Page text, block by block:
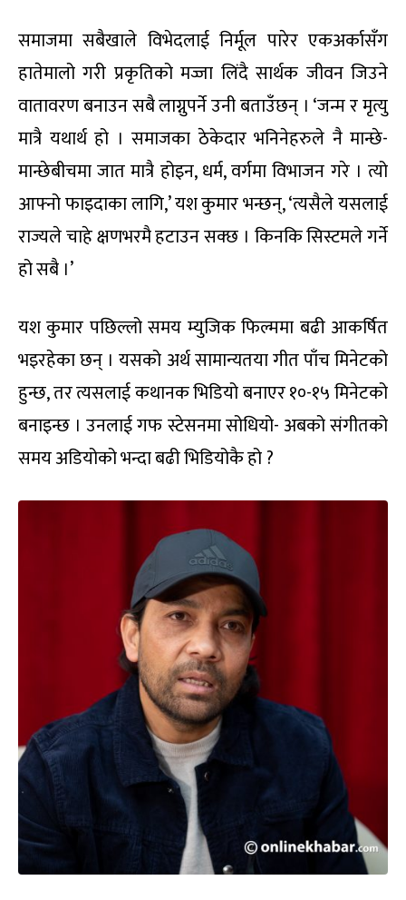
समाजमा सबैखाले विभेदलाई निर्मूल पारेर एकअर्कासँग
हातेमालो गरी प्रकृतिको मज्जा लिंदै सार्थक जीवन जिउने
वातावरण बनाउन सबै लाग्नुपर्ने उनी बताउँछन् । ‘जन्म र मृत्यु
मात्रै यथार्थ हो । समाजका ठेकेदार भनिनेहरुले नै मान्छे-
मान्छेबीचमा जात मात्रै होइन, धर्म, वर्गमा विभाजन गरे । त्यो
आफ्नो फाइदाका लागि,’ यश कुमार भन्छन्, ‘त्यसैले यसलाई
राज्यले चाहे क्षणभरमै हटाउन सक्छ । किनकि सिस्टमले गर्ने
हो सबै ।’
यश कुमार पछिल्लो समय म्युजिक फिल्ममा बढी आकर्षित
भइरहेका छन् । यसको अर्थ सामान्यतया गीत पाँच मिनेटको
हुन्छ, तर त्यसलाई कथानक भिडियो बनाएर १०-१५ मिनेटको
बनाइन्छ । उनलाई गफ स्टेसनमा सोधियो- अबको संगीतको
समय अडियोको भन्दा बढी भिडियोकै हो ?